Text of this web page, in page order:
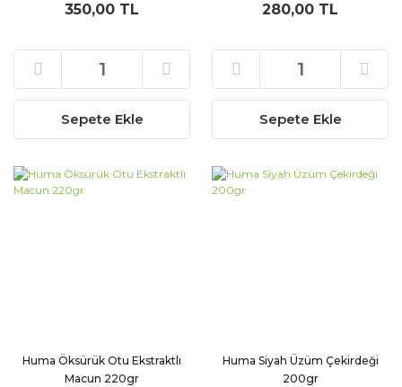
350,00 TL
Sepete Ekle
280,00 TL
Sepete Ekle
Huma Öksürük Otu Ekstraktlı
Macun 220gr
Huma Siyah Üzüm Çekirdeği
200gr